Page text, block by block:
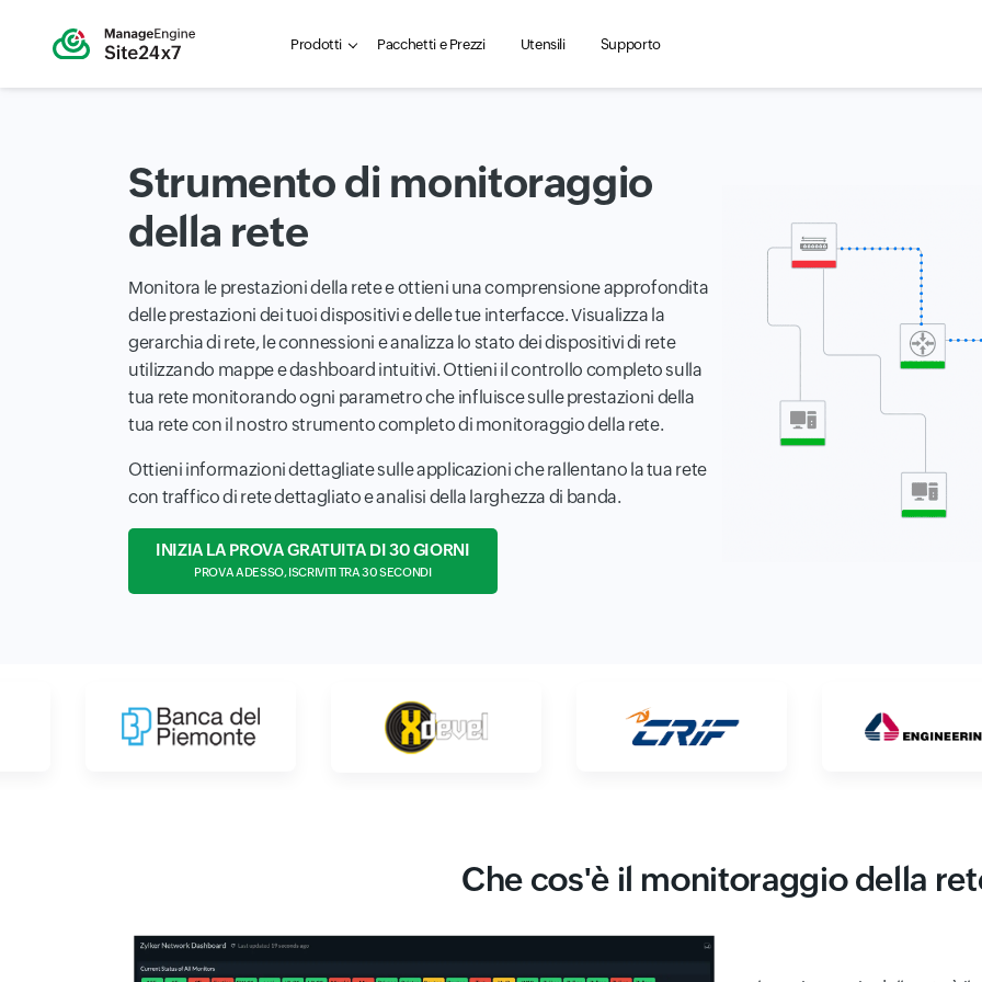
Prodotti Pacchetti e Prezzi Utensili Supporto
Strumento di monitoraggio
della rete
Monitora le prestazioni della rete e ottieni una comprensione approfondita
delle prestazioni dei tuoi dispositivi e delle tue interfacce. Visualizza la
gerarchia di rete, le connessioni e analizza lo stato dei dispositivi di rete
utilizzando mappe e dashboard intuitivi. Ottieni il controllo completo sulla
tua rete monitorando ogni parametro che influisce sulle prestazioni della
tua rete con il nostro strumento completo di monitoraggio della rete.
Ottieni informazioni dettagliate sulle applicazioni che rallentano la tua rete
con traffico di rete dettagliato e analisi della larghezza di banda.
INIZIA LA PROVA GRATUITA DI 30 GIORNI
PROVA ADESSO, ISCRIVITI TRA 30 SECONDI
Che cos'è il monitoraggio della